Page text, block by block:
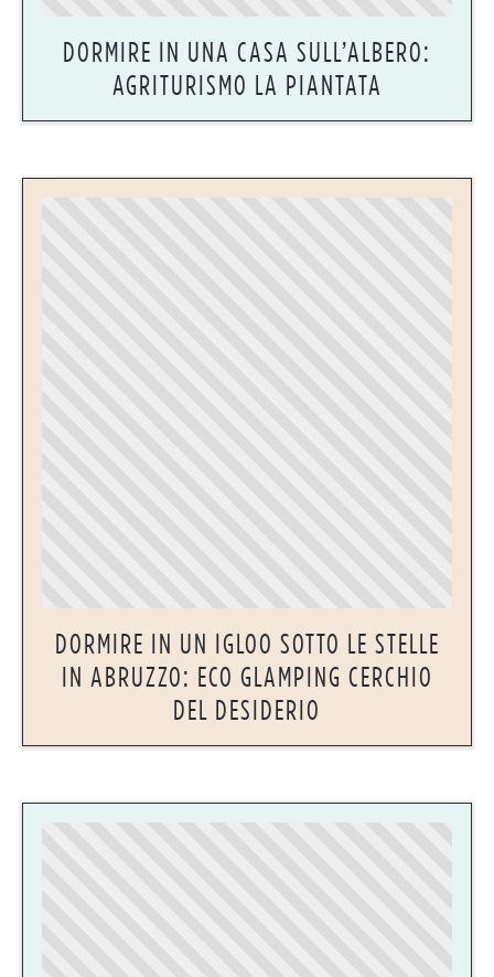
DORMIRE IN UNA CASA SULL’ALBERO:
AGRITURISMO LA PIANTATA
DORMIRE IN UN IGLOO SOTTO LE STELLE
IN ABRUZZO: ECO GLAMPING CERCHIO
DEL DESIDERIO